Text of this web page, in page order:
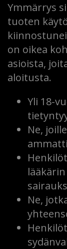
Ymmärrys
tuoten
on oikea
asioista,
aloitusta.
Yli 18-
Ne,
Ne,